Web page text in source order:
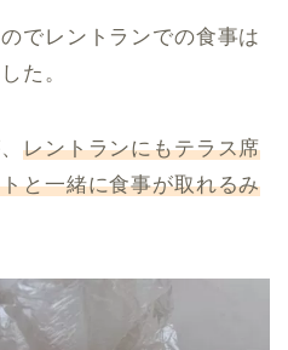
でレントランでの食事は
た。
レントランにもテラス席
と一緒に食事が取れるみ